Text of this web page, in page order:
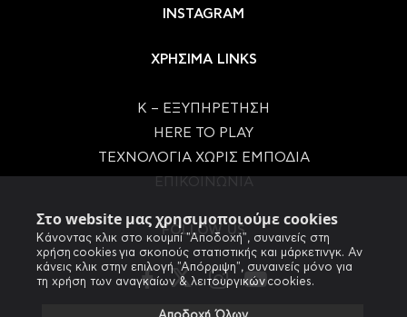
Στο website μας χρησιμοποιούμε cookies
Κάνοντας κλικ στο κουμπί "Αποδοχή", συναινείς στη
χρήση cookies για σκοπούς στατιστικής και μάρκετινγκ. Αν
κάνεις κλικ στην επιλογή "Απόρριψη", συναινείς μόνο για
τη χρήση των αναγκαίων & λειτουργικών cookies.
INSTAGRAM
ΧΡΗΣΙΜΑ LINKS
Κ – ΕΞΥΠΗΡΕΤΗΣΗ
HERE TO PLAY
ΤΕΧΝΟΛΟΓΙΑ ΧΩΡΙΣ ΕΜΠΟΔΙΑ
FOLLOW US